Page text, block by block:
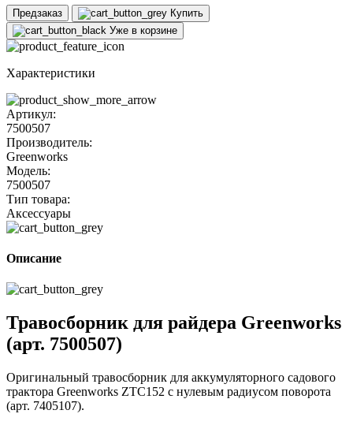
Предзаказ
Купить
Уже в корзине
Характеристики
Артикул:
7500507
Производитель:
Greenworks
Модель:
7500507
Тип товара:
Аксессуары
Описание
Травосборник для райдера Greenworks
(арт. 7500507)
Оригинальный травосборник для аккумуляторного садового
трактора Greenworks ZTC152 с нулевым радиусом поворота
(арт. 7405107).